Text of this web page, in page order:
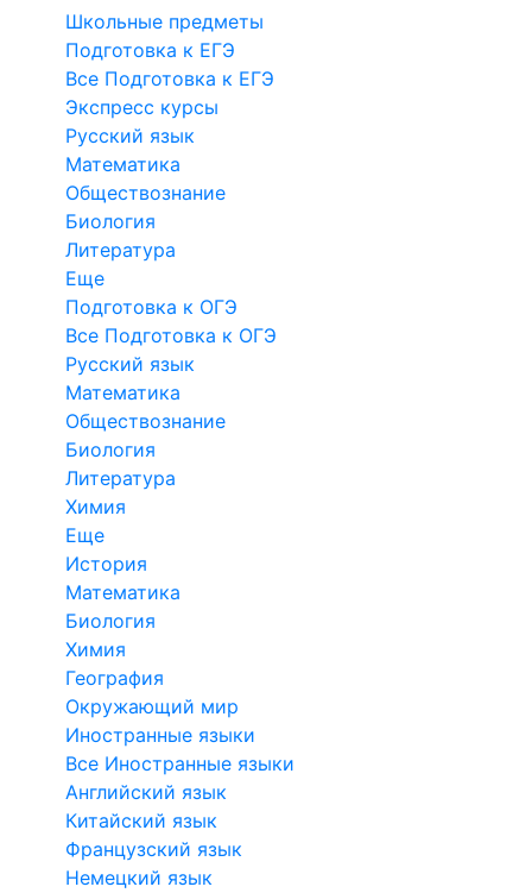
Школьные предметы
Подготовка к ЕГЭ
Все Подготовка к ЕГЭ
Экспресс курсы
Русский язык
Математика
Обществознание
Биология
Литература
Еще
Подготовка к ОГЭ
Все Подготовка к ОГЭ
Русский язык
Математика
Обществознание
Биология
Литература
Химия
Еще
История
Математика
Биология
Химия
География
Окружающий мир
Иностранные языки
Все Иностранные языки
Английский язык
Китайский язык
Французский язык
Немецкий язык